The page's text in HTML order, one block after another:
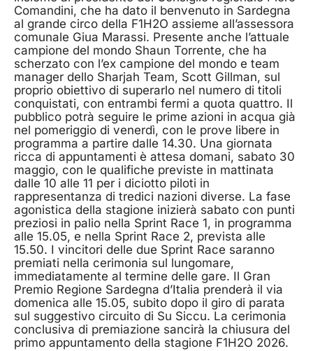
Comandini, che ha dato il benvenuto in Sardegna
al grande circo della F1H2O assieme all’assessora
comunale Giua Marassi. Presente anche l’attuale
campione del mondo Shaun Torrente, che ha
scherzato con l’ex campione del mondo e team
manager dello Sharjah Team, Scott Gillman, sul
proprio obiettivo di superarlo nel numero di titoli
conquistati, con entrambi fermi a quota quattro. Il
pubblico potrà seguire le prime azioni in acqua già
nel pomeriggio di venerdì, con le prove libere in
programma a partire dalle 14.30. Una giornata
ricca di appuntamenti è attesa domani, sabato 30
maggio, con le qualifiche previste in mattinata
dalle 10 alle 11 per i diciotto piloti in
rappresentanza di tredici nazioni diverse. La fase
agonistica della stagione inizierà sabato con punti
preziosi in palio nella Sprint Race 1, in programma
alle 15.05, e nella Sprint Race 2, prevista alle
15.50. I vincitori delle due Sprint Race saranno
premiati nella cerimonia sul lungomare,
immediatamente al termine delle gare. Il Gran
Premio Regione Sardegna d’Italia prenderà il via
domenica alle 15.05, subito dopo il giro di parata
sul suggestivo circuito di Su Siccu. La cerimonia
conclusiva di premiazione sancirà la chiusura del
primo appuntamento della stagione F1H2O 2026.